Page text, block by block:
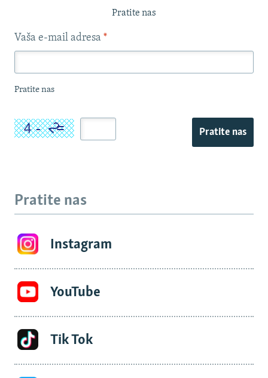
Pratite nas
Vaša e-mail adresa *
Pratite nas
Pratite nas
Pratite nas
Instagram
YouTube
Tik Tok